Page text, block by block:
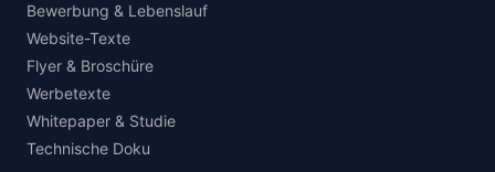
Bewerbung & Lebenslauf
Website-Texte
Flyer & Broschüre
Werbetexte
Whitepaper & Studie
Technische Doku